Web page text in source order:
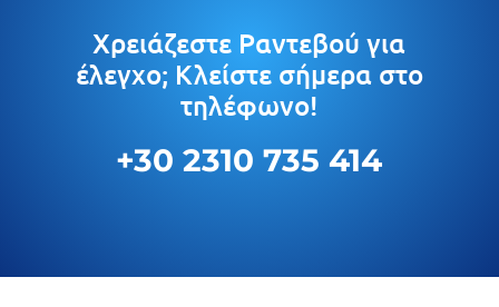
Χρειάζεστε Ραντεβού για
έλεγχο; Κλείστε σήμερα στο
τηλέφωνο!
+30 2310 735 414